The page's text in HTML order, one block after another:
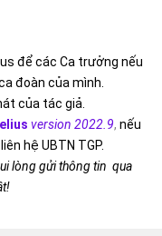
để các Ca trưởng nếu
đoàn của mình.
của tác giả.
version 2022.9, nếu
hệ UBTN TGP.
lòng gửi thông tin qua